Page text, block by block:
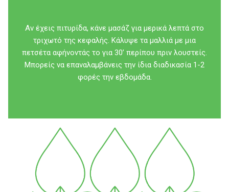
Αν έχεις πιτυρίδα, κάνε μασάζ για μερικά λεπτά στο
τριχωτό της κεφαλής. Κάλυψε τα μαλλιά με μια
πετσέτα αφήνοντάς το για 30’ περίπου πριν λουστείς.
Μπορείς να επαναλαμβάνεις την ίδια διαδικασία 1-2
φορές την εβδομάδα.